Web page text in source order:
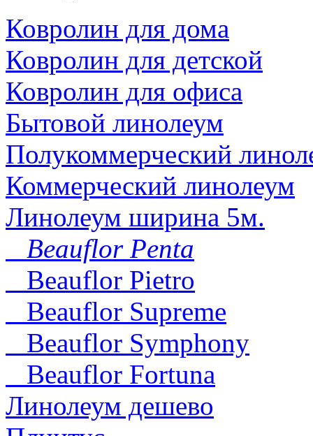
Ковролин для дома
Ковролин для детской
Ковролин для офиса
Бытовой линолеум
Полукоммерческий
Коммерческий линолеум
Линолеум ширина 5м.
Beauflor Penta
Beauflor Pietro
Beauflor Supreme
Beauflor Symphony
Beauflor Fortuna
Линолеум дешево